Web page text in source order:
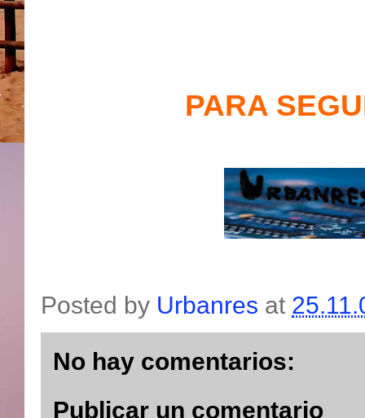
PARA
Posted by Urbanres at
No hay comentarios:
Publicar un comentario